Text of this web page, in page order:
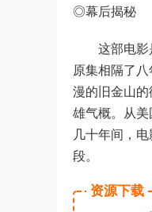
◎幕后揭秘
这部电影是
原集相隔了
漫的旧金山
雄气概。从
几十年间，
段。
资源下载